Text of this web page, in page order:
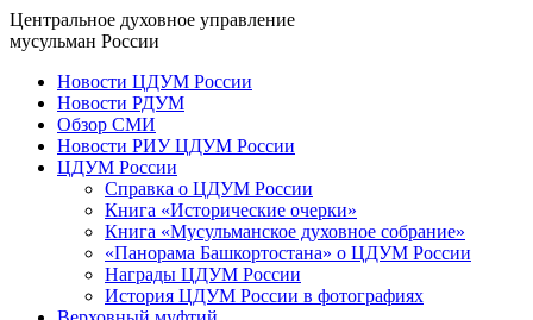
Центральное духовное управление
мусульман России
Новости ЦДУМ России
Новости РДУМ
Обзор СМИ
Новости РИУ ЦДУМ России
ЦДУМ России
Справка о ЦДУМ России
Книга «Исторические очерки»
Книга «Мусульманское духовное собрание»
«Панорама Башкортостана» о ЦДУМ России
Награды ЦДУМ России
История ЦДУМ России в фотографиях